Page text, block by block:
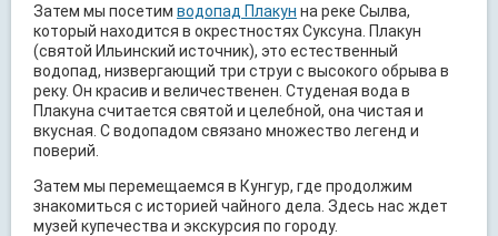
Затем мы посетим водопад Плакун на реке Сылва,
который находится в окрестностях Суксуна. Плакун
(святой Ильинский источник), это естественный
водопад, низвергающий три струи с высокого обрыва в
реку. Он красив и величественен. Студеная вода в
Плакуна считается святой и целебной, она чистая и
вкусная. С водопадом связано множество легенд и
поверий.
Затем мы перемещаемся в Кунгур, где продолжим
знакомиться с историей чайного дела. Здесь нас ждет
музей купечества и экскурсия по городу.